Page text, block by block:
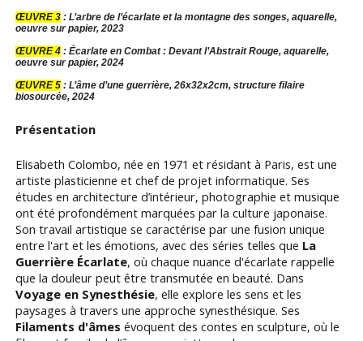
ŒUVRE 3: L’arbre de l’écarlate et la montagne des songes, aquarelle,
oeuvre sur papier, 2023
ŒUVRE 4: Écarlate en Combat : Devant l’Abstrait Rouge, aquarelle,
oeuvre sur papier, 2024
ŒUVRE 5: L’âme d’une guerrière, 26x32x2cm, structure filaire
biosourcée, 2024
Présentation
Elisabeth Colombo, née en 1971 et résidant à Paris, est une
artiste plasticienne et chef de projet informatique. Ses
études en architecture d’intérieur, photographie et musique
ont été profondément marquées par la culture japonaise.
Son travail artistique se caractérise par une fusion unique
entre l'art et les émotions, avec des séries telles que La
Guerrière Écarlate, où chaque nuance d'écarlate rappelle
que la douleur peut être transmutée en beauté. Dans
Voyage en Synesthésie, elle explore les sens et les
paysages à travers une approche synesthésique. Ses
Filaments d'âmes évoquent des contes en sculpture, où le